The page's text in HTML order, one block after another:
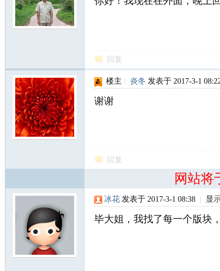
回复
楼主 | 炎冬 发表于 2017-3-1
谢谢
回复
网站将
冰花 发表于 2017-3-1 08:38 | 显
毕大姐，我找了每一个版块